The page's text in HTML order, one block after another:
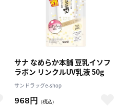
サナ なめらか本舗 豆乳イソフ
ラボン リンクルUV乳液 50g
サンドラッグe-shop
968円 （税込）